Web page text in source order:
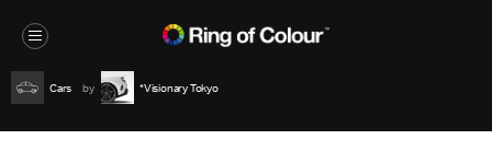
Cars *Visionary Tokyo